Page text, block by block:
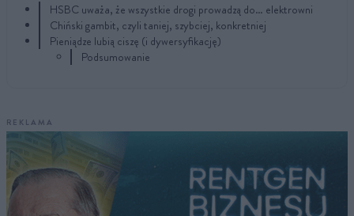
HSBC uważa, że wszystkie drogi prowadzą do… elektrowni
Chiński gambit, czyli taniej, szybciej, konkretniej
Pieniądze lubią ciszę (i dywersyfikację)
Podsumowanie
REKLAMA